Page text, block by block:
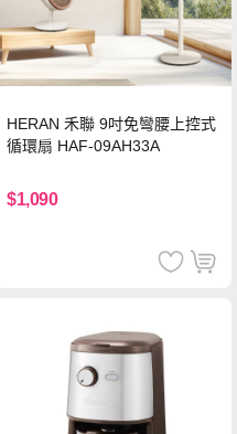
HERAN 禾聯 9吋免彎腰上控式
循環扇 HAF-09AH33A
$1,090